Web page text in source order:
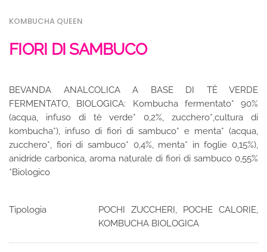
KOMBUCHA QUEEN
FIORI DI SAMBUCO
BEVANDA ANALCOLICA A BASE DI TÈ VERDE
FERMENTATO, BIOLOGICA: Kombucha fermentato* 90%
(acqua, infuso di tè verde* 0,2%, zucchero*,cultura di
kombucha*), infuso di fiori di sambuco* e menta* (acqua,
zucchero*, fiori di sambuco* 0,4%, menta* in foglie 0,15%),
anidride carbonica, aroma naturale di fiori di sambuco 0,55%
*Biologico
Tipologia
POCHI ZUCCHERI, POCHE CALORIE,
KOMBUCHA BIOLOGICA